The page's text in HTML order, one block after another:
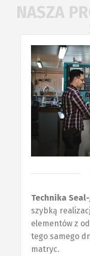
NASZA
Technika
szybką
elementów z
tego samego
matryc.